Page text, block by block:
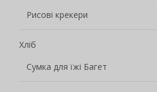
Рисові крекери
Хліб
Сумка для їжі Багет